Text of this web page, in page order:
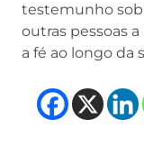
testemunho
outras pessoas
a fé ao longo da